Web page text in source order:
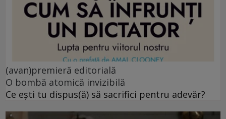
(avan)premieră editorială
O bombă atomică invizibilă
Ce ești tu dispus(ă) să sacrifici pentru adevăr?